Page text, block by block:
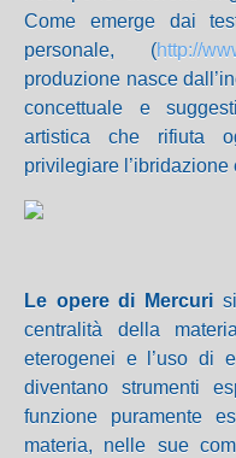
Come emerge dai
personale, (http://
produzione nasce
concettuale e
artistica che rifiuta
privilegiare
Le opere di Mercurisi
centralità della
eterogenei e l’uso di
diventano strumenti
funzione puramente
materia, nelle sue